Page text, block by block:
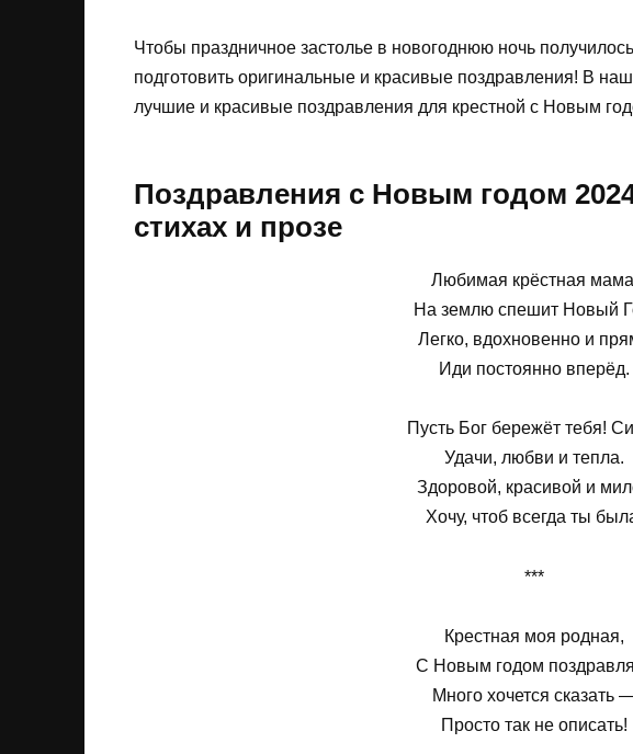
Чтобы праздничное застолье в новогоднюю ночь
подготовить оригинальные и красивые поздравления! В
лучшие и красивые поздравления для крестной с Новым
Поздравления с Новым годом
стихах и прозе
Любимая крёстная
На землю спешит Новый
Легко, вдохновенно и
Иди постоянно вперёд.
Пусть Бог бережёт тебя!
Удачи, любви и тепла.
Здоровой, красивой и
Хочу, чтоб всегда ты
***
Крестная моя родная,
С Новым годом
Много хочется сказать
Просто так не описать!